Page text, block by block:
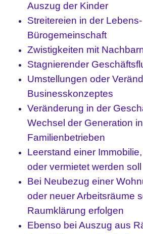
Auszug der Kinder
Streitereien in der
Bürogemeinschaft
Zwistigkeiten mit
Stagnierender
Umstellungen oder
Businesskonzeptes
Veränderung in der
Wechsel der Generation in
Familienbetrieben
Leerstand einer
oder vermietet werden soll
Bei Neubezug einer
oder neuer Arbeitsräume
Raumklärung erfolgen
Ebenso bei Auszug aus